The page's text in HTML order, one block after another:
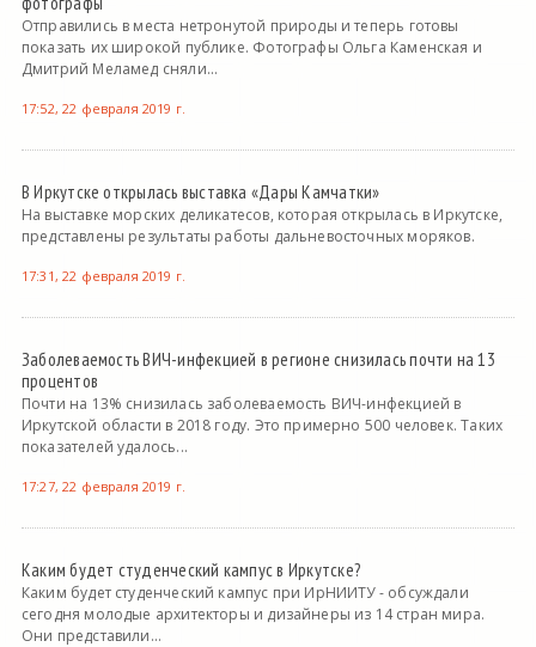
Отправились в места нетронутой природы и теперь готовы
показать их широкой публике. Фотографы Ольга Каменская и
Дмитрий Меламед сняли...
17:52, 22 февраля 2019 г.
В Иркутске открылась выставка «Дары Камчатки»
На выставке морских деликатесов, которая открылась в Иркутске,
представлены результаты работы дальневосточных моряков.
17:31, 22 февраля 2019 г.
Заболеваемость ВИЧ-инфекцией в регионе снизилась почти на 13
процентов
Почти на 13% снизилась заболеваемость ВИЧ-инфекцией в
Иркутской области в 2018 году. Это примерно 500 человек. Таких
показателей удалось...
17:27, 22 февраля 2019 г.
Каким будет студенческий кампус в Иркутске?
Каким будет студенческий кампус при ИрНИИТУ - обсуждали
сегодня молодые архитекторы и дизайнеры из 14 стран мира.
Они представили...